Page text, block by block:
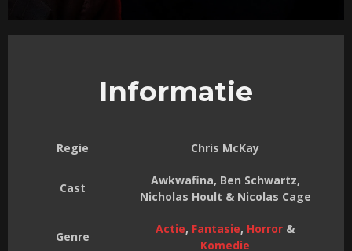
Informatie
Regie Chris McKay
Cast
Awkwafina, Ben Schwartz,
Nicholas Hoult & Nicolas Cage
Genre
Actie, Fantasie, Horror &
Komedie